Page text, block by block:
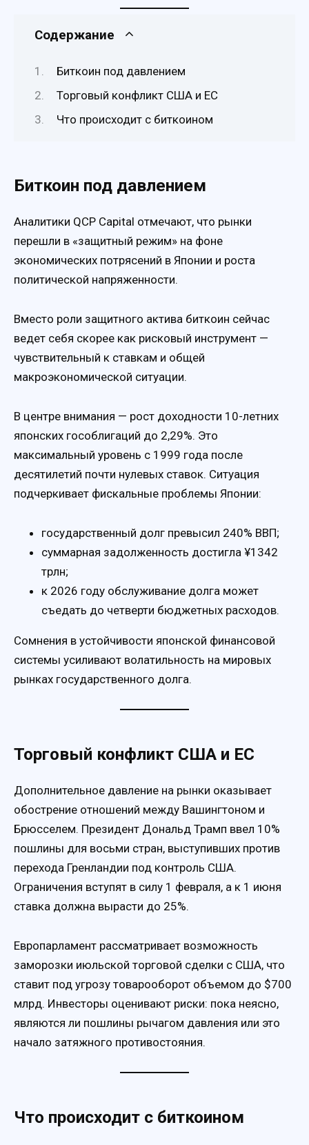
Содержание
Биткоин под давлением
Торговый конфликт США и ЕС
Что происходит с биткоином
Биткоин под давлением
Аналитики QCP Capital отмечают, что рынки
перешли в «защитный режим» на фоне
экономических потрясений в Японии и роста
политической напряженности.
Вместо роли защитного актива биткоин сейчас
ведет себя скорее как рисковый инструмент —
чувствительный к ставкам и общей
макроэкономической ситуации.
В центре внимания — рост доходности 10-летних
японских гособлигаций до 2,29%. Это
максимальный уровень с 1999 года после
десятилетий почти нулевых ставок. Ситуация
подчеркивает фискальные проблемы Японии:
государственный долг превысил 240% ВВП;
суммарная задолженность достигла ¥1342
трлн;
к 2026 году обслуживание долга может
съедать до четверти бюджетных расходов.
Сомнения в устойчивости японской финансовой
системы усиливают волатильность на мировых
рынках государственного долга.
Торговый конфликт США и ЕС
Дополнительное давление на рынки оказывает
обострение отношений между Вашингтоном и
Брюсселем. Президент Дональд Трамп ввел 10%
пошлины для восьми стран, выступивших против
перехода Гренландии под контроль США.
Ограничения вступят в силу 1 февраля, а к 1 июня
ставка должна вырасти до 25%.
Европарламент рассматривает возможность
заморозки июльской торговой сделки с США, что
ставит под угрозу товарооборот объемом до $700
млрд. Инвесторы оценивают риски: пока неясно,
являются ли пошлины рычагом давления или это
начало затяжного противостояния.
Что происходит с биткоином